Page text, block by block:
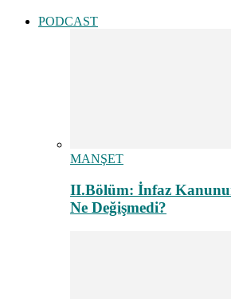
PODCAST
MANŞET
II.Bölüm: İnfaz
Ne Değişmedi?